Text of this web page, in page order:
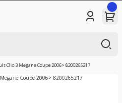
Clio 3 Megane Coupe 2006> 8200265217